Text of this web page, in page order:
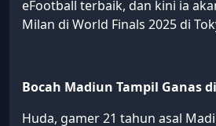
eFootball terbaik, dan kini ia
Milan di World Finals 2025 di
Bocah Madiun Tampil Ganas
Huda, gamer 21 tahun asal